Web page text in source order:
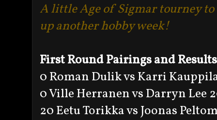
A little Age of Sigmar tourney
up another hobby week!
First Round Pairings and Results
0 Roman Dulik vs Karri
0 Ville Herranen vs Darryn Lee
20 Eetu Torikka vs Joonas